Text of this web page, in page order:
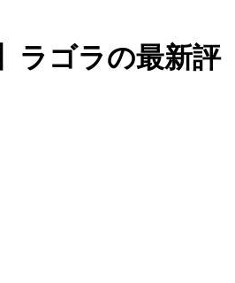
ラゴラの最新評